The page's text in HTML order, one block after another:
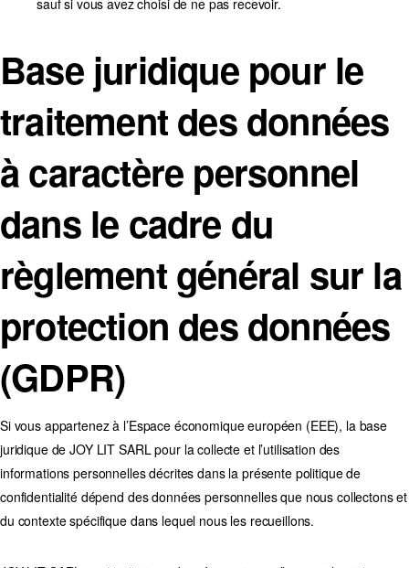
sauf si vous avez choisi de ne pas recevoir.
Base juridique pour le
traitement des données
à caractère personnel
dans le cadre du
règlement général sur la
protection des données
(GDPR)
Si vous appartenez à l’Espace économique européen (EEE), la base
juridique de JOY LIT SARL pour la collecte et l’utilisation des
informations personnelles décrites dans la présente politique de
confidentialité dépend des données personnelles que nous collectons et
du contexte spécifique dans lequel nous les recueillons.